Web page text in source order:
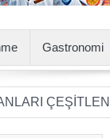
Gastronomi